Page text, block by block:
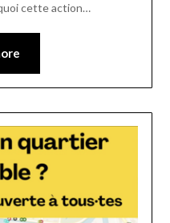
cette action…